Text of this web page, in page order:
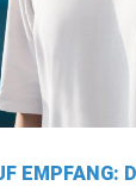
EMPFANG: